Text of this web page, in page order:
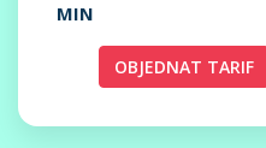
MIN
OBJEDNAT TARIF